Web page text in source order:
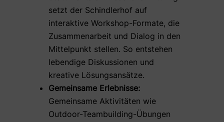
setzt der Schindlerhof auf
interaktive Workshop-Formate, die
Zusammenarbeit und Dialog in den
Mittelpunkt stellen. So entstehen
lebendige Diskussionen und
kreative Lösungsansätze.
Gemeinsame Erlebnisse:
Gemeinsame Aktivitäten wie
Outdoor-Teambuilding-Übungen